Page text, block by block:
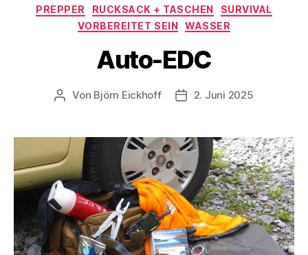
PREPPER
RUCKSACK + TASCHEN
SURVIVAL
VORBEREITET SEIN WASSER
Auto-EDC
Beitragsautor
Von Björn Eickhoff Veröffentlichungsdatum
2. Juni 2025